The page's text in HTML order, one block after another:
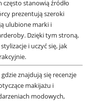
stanowią źródło
prezentują szeroki
ulubione marki i
Dzięki tym stroną,
i uczyć się, jak
znajdują się recenzje
makijażu i
modowych,